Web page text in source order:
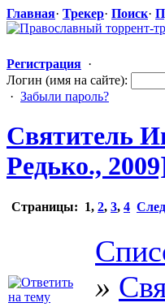
Главная· Трекер· Поиск·
Регистрация ·
Логин (имя на сайте):
· Забыли пароль?
Святитель
Редько.,
Страницы: 1, 2, 3, 4
»